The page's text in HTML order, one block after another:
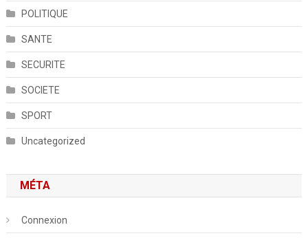
POLITIQUE
SANTE
SECURITE
SOCIETE
SPORT
Uncategorized
MÉTA
Connexion